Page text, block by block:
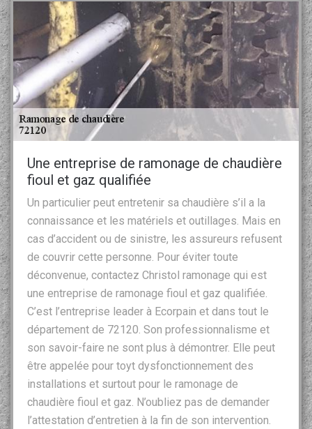
Une entreprise de ramonage de chaudière
fioul et gaz qualifiée
Un particulier peut entretenir sa chaudière s’il a la
connaissance et les matériels et outillages. Mais en
cas d’accident ou de sinistre, les assureurs refusent
de couvrir cette personne. Pour éviter toute
déconvenue, contactez Christol ramonage qui est
une entreprise de ramonage fioul et gaz qualifiée.
C’est l’entreprise leader à Ecorpain et dans tout le
département de 72120. Son professionnalisme et
son savoir-faire ne sont plus à démontrer. Elle peut
être appelée pour toyt dysfonctionnement des
installations et surtout pour le ramonage de
chaudière fioul et gaz. N’oubliez pas de demander
l’attestation d’entretien à la fin de son intervention.